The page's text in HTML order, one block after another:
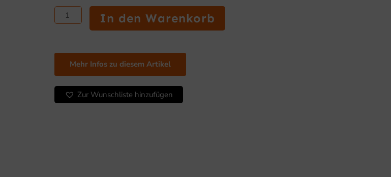
SARO
Hebeldosierdispenser
2-
Menge
In den Warenkorb
Mehr Infos zu diesem Artikel
Zur Wunschliste hinzufügen